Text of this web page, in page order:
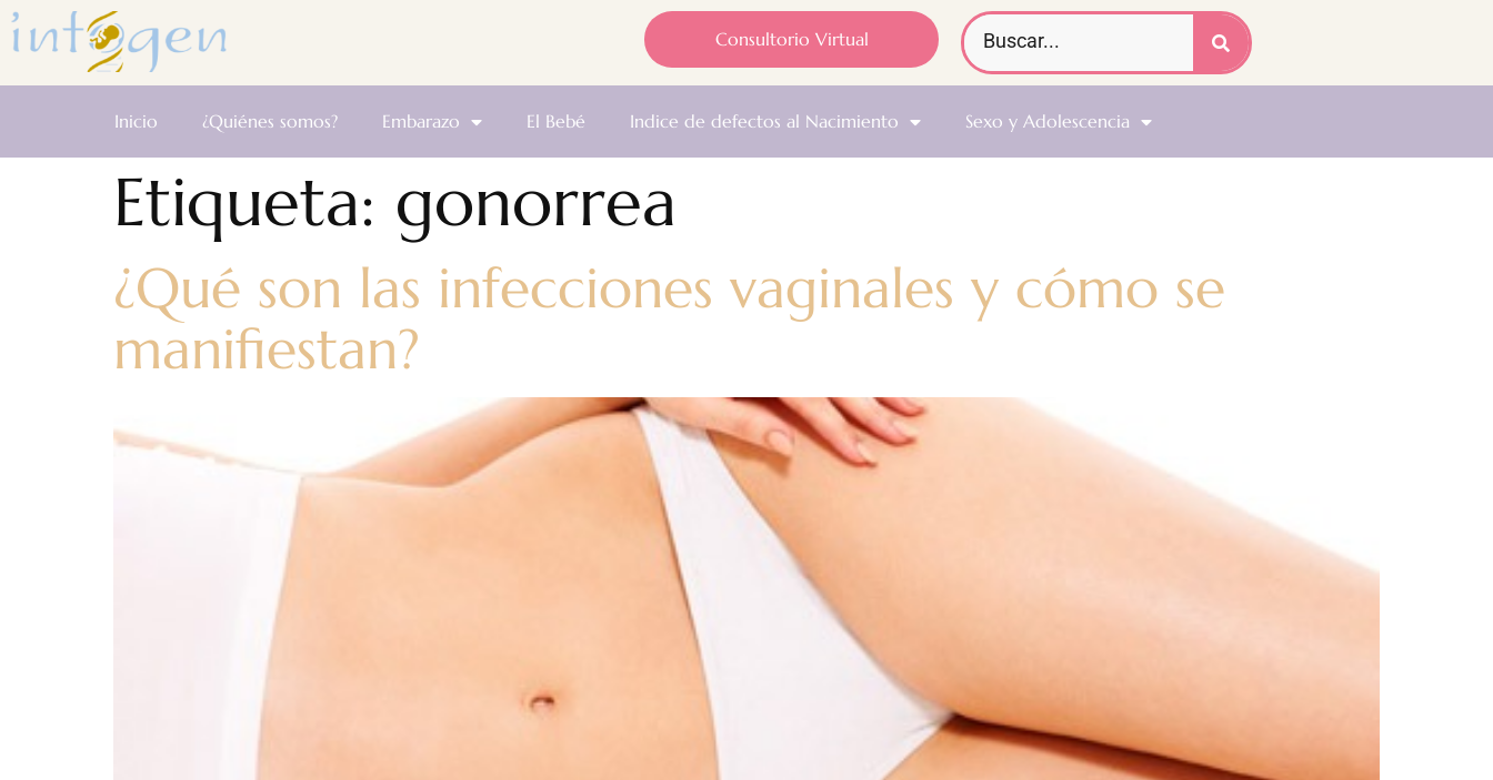
Consultorio Virtual
Inicio ¿Quiénes somos? Embarazo El Bebé Indice de defectos al Nacimiento Sexo y Adolescencia
Etiqueta: gonorrea
¿Qué son las infecciones vaginales y cómo se
manifiestan?